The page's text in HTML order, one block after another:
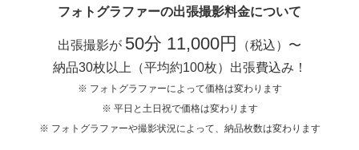
フォトグラファーの出張撮影料金について
出張撮影が 50分 11,000円
（税込）〜
納品30枚以上（平均約100枚）出張費込み！
※ フォトグラファーによって価格は変わります
※ 平日と土日祝で価格は変わります
※ フォトグラファーや撮影状況によって、納品枚数は変わります